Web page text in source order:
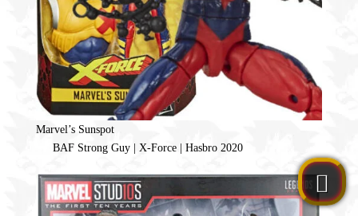
Marvel’s Sunspot
BAF Strong Guy | X-Force | Hasbro 2020